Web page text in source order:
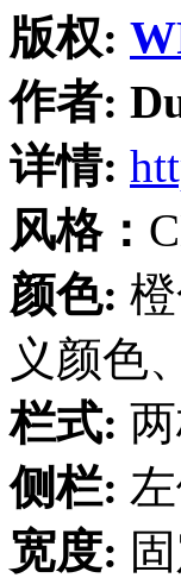
版权:
作者:
详情:
风格：
颜色:
义颜色
栏式:
侧栏:
宽度: